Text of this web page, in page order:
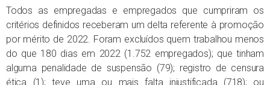
Todos as empregadas e empregados que cumpriram os
critérios definidos receberam um delta referente à promoção
por mérito de 2022. Foram excluídos quem trabalhou menos
do que 180 dias em 2022 (1.752 empregados); que tinham
alguma penalidade de suspensão (79); registro de censura
ética (1); teve uma ou mais falta injustificada (718); ou